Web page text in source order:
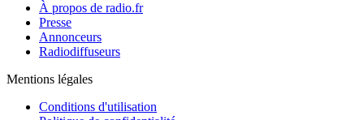
À propos de radio.fr
Presse
Annonceurs
Radiodiffuseurs
Mentions légales
Conditions d'utilisation